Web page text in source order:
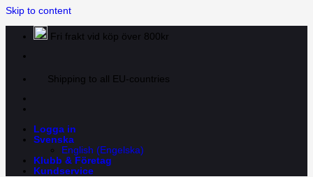
Skip to content
Fri frakt vid köp över 800kr
Shipping to all EU-countries
Logga in
Svenska
English (Engelska)
Klubb & Företag
Kundservice